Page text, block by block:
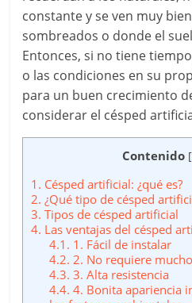
constante y se ven muy
sombreados o donde el
Entonces, si no tiene
o las condiciones en su
para un buen crecimiento
considerar el césped
Contenido [
1. Césped artificial: ¿qué es?
2. ¿Qué tipo de césped
3. Tipos de césped artificial
4. Las ventajas del césped
4.1. 1. Fácil de instalar
4.2. 2. No requiere
4.3. 3. Alta resistencia
4.4. 4. Bonita apariencia